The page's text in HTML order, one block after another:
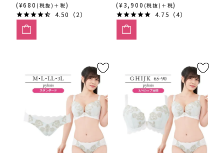
(¥680 (税抜)＋税)
4.50（2）
(¥3,900 (税抜)＋税)
4.75（4）